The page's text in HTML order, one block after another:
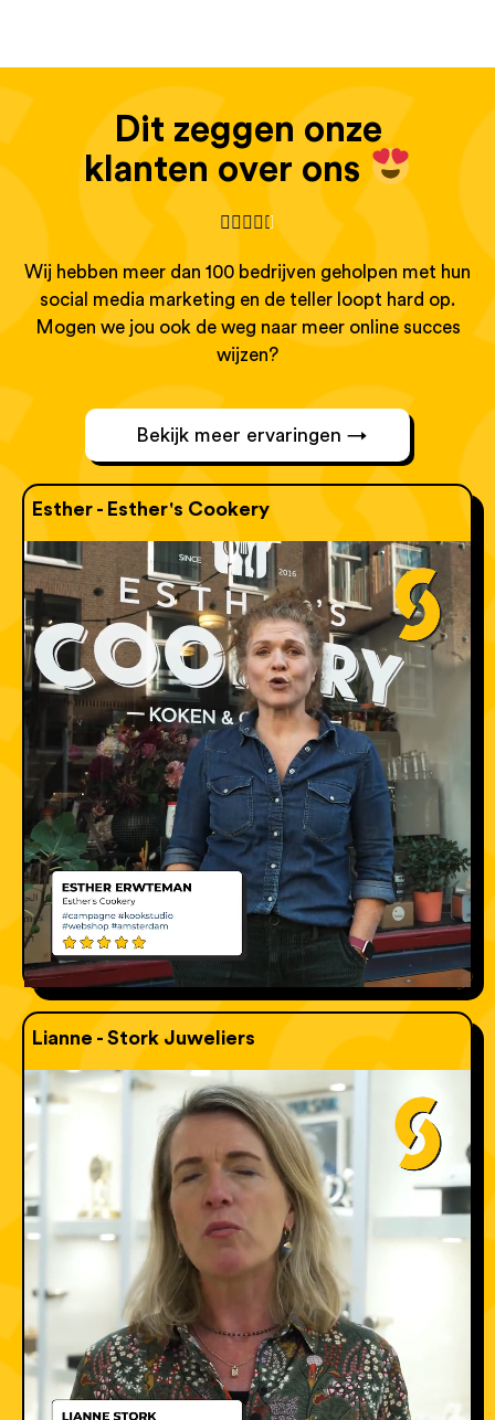
Dit zeggen onze
klanten over ons
    
Wij hebben meer dan 100 bedrijven geholpen met hun
social media marketing en de teller loopt hard op.
Mogen we jou ook de weg naar meer online succes
wijzen?
Bekijk meer ervaringen →
Esther - Esther's Cookery
Lianne - Stork Juweliers